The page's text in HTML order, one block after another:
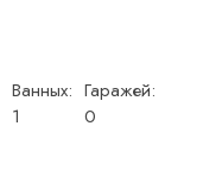
Ванных:
1
Гаражей:
0